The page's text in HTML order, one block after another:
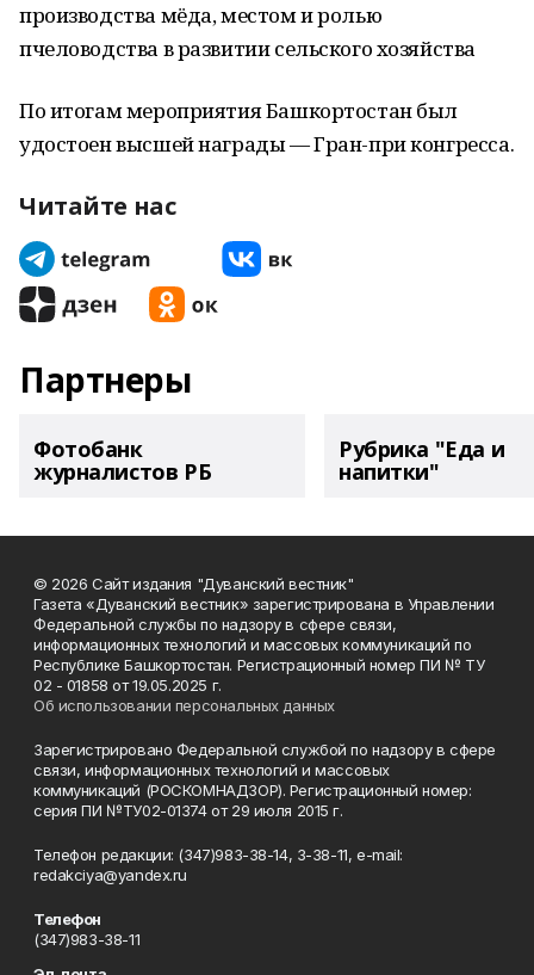
производства мёда, местом и ролью
пчеловодства в развитии сельского хозяйства
По итогам мероприятия Башкортостан был
удостоен высшей награды — Гран-при конгресса.
Читайте нас
Партнеры
Фотобанк
журналистов РБ
Рубрика "Еда и
напитки"
© 2026 Сайт издания "Дуванский вестник"
Газета «Дуванский вестник» зарегистрирована в Управлении
Федеральной службы по надзору в сфере связи,
информационных технологий и массовых коммуникаций по
Республике Башкортостан. Регистрационный номер ПИ № ТУ
02 - 01858 от 19.05.2025 г.
Об использовании персональных данных
Зарегистрировано Федеральной службой по надзору в сфере
связи, информационных технологий и массовых
коммуникаций (РОСКОМНАДЗОР). Регистрационный номер:
серия ПИ №ТУ02-01374 от 29 июля 2015 г.
Телефон редакции: (347)983-38-14, 3-38-11, e-mail:
redakciya@yandex.ru
Телефон
(347)983-38-11